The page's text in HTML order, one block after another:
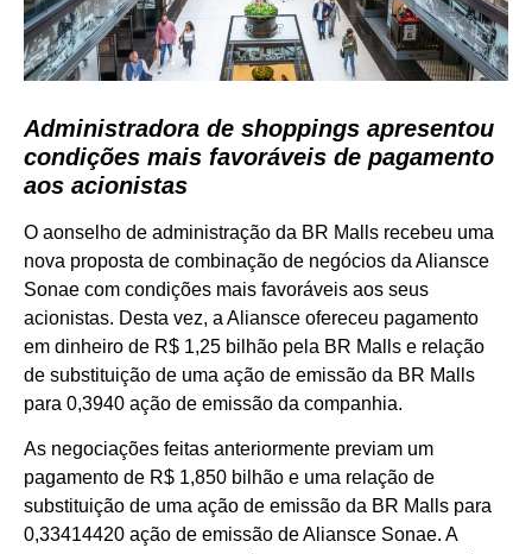
Administradora de shoppings apresentou
condições mais favoráveis de pagamento
aos acionistas
O aonselho de administração da BR Malls recebeu uma
nova proposta de combinação de negócios da Aliansce
Sonae com condições mais favoráveis aos seus
acionistas. Desta vez, a Aliansce ofereceu pagamento
em dinheiro de R$ 1,25 bilhão pela BR Malls e relação
de substituição de uma ação de emissão da BR Malls
para 0,3940 ação de emissão da companhia.
As negociações feitas anteriormente previam um
pagamento de R$ 1,850 bilhão e uma relação de
substituição de uma ação de emissão da BR Malls para
0,33414420 ação de emissão de Aliansce Sonae. A